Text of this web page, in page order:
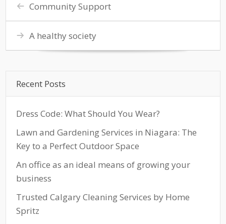
Community Support
A healthy society
Recent Posts
Dress Code: What Should You Wear?
Lawn and Gardening Services in Niagara: The
Key to a Perfect Outdoor Space
An office as an ideal means of growing your
business
Trusted Calgary Cleaning Services by Home
Spritz